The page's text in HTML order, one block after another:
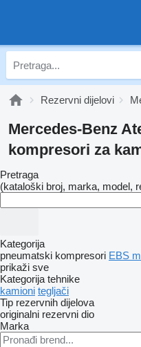
Rezervni dijelovi
Mercedes-Benz
kompresori za
Pretraga
(kataloški broj, marka, model,
Kategorija
pneumatski kompresori EBS
prikaži sve
Kategorija tehnike
kamioni tegljači
Tip rezervnih dijelova
originalni rezervni dio
Marka